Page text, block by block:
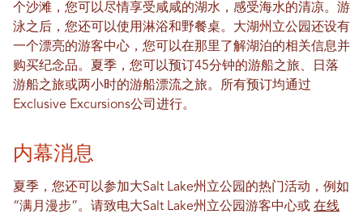
个沙滩，您可以尽情享受咸咸的湖水，感受海水的清凉。游
泳之后，您还可以使用淋浴和野餐桌。大湖州立公园还设有
一个漂亮的游客中心，您可以在那里了解湖泊的相关信息并
购买纪念品。夏季，您可以预订45分钟的游船之旅、日落
游船之旅或两小时的游船漂流之旅。所有预订均通过
Exclusive Excursions公司进行。
内幕消息
夏季，您还可以参加大Salt Lake州立公园的热门活动，例如
“满月漫步”。请致电大Salt Lake州立公园游客中心或 在线